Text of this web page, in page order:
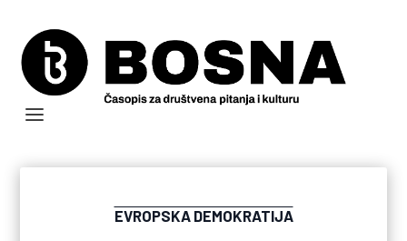
EVROPSKA DEMOKRATIJA